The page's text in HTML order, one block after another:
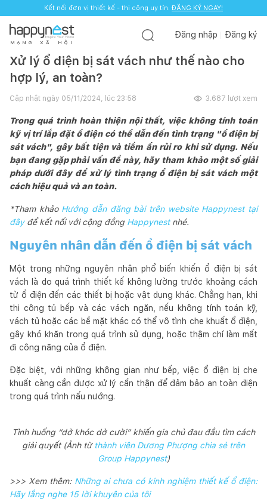
Kết nối đơn vị thiết kế - thi công uy tín. ĐĂNG KÝ NGAY!
M Ạ N G X Ã H Ộ I
Đăng nhập Đăng ký
Xử lý ổ điện bị sát vách như thế nào cho
hợp lý, an toàn?
Cập nhật ngày 05/11/2024, lúc 23:58 3.687 lượt xem
Trong quá trình hoàn thiện nội thất, việc không tính toán
kỹ vị trí lắp đặt ổ điện có thể dẫn đến tình trạng "ổ điện bị
sát vách", gây bất tiện và tiềm ẩn rủi ro khi sử dụng. Nếu
bạn đang gặp phải vấn đề này, hãy tham khảo một số giải
pháp dưới đây để xử lý tình trạng ổ điện bị sát vách một
cách hiệu quả và an toàn.
*Tham khảo Hướng dẫn đăng bài trên website Happynest tại
đâyđể kết nối với cộng đồng Happynest nhé.
Nguyên nhân dẫn đến ổ điện bị sát vách
Một trong những nguyên nhân phổ biến khiến ổ điện bị sát
vách là do quá trình thiết kế không lường trước khoảng cách
từ ổ điện đến các thiết bị hoặc vật dụng khác. Chẳng hạn, khi
thi công tủ bếp và các vách ngăn, nếu không tính toán kỹ,
vách tủ hoặc các bề mặt khác có thể vô tình che khuất ổ điện,
gây khó khăn trong quá trình sử dụng, hoặc thậm chí làm mất
đi công năng của ổ điện.
Đặc biệt, với những không gian như bếp, việc ổ điện bị che
khuất càng cần được xử lý cẩn thận để đảm bảo an toàn điện
trong quá trình nấu nướng.
Tình huống “dở khóc dở cười” khiến gia chủ đau đầu tìm cách
giải quyết (Ảnh từ thành viên Dương Phượng chia sẻ trên
Group Happynest)
>>> Xem thêm: Những ai chưa có kinh nghiệm thiết kế ổ điện:
Hãy lắng nghe 15 lời khuyên của tôi